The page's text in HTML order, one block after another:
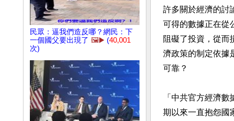
民眾：逼我們造反哪？網民：下
一個國父要出現了 🖼️▶️ (40,001
次)
許多關於經濟的討
可得的數據正在從
阻礙了投資，從而
濟政策的制定依
可靠？
「中共官方經濟
期以來一直抱怨國